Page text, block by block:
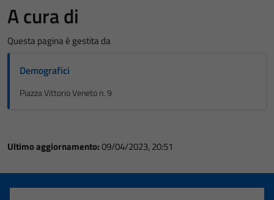
A cura di
Questa pagina è gestita da
Demografici
Piazza Vittorio Veneto n. 9
Ultimo aggiornamento:09/04/2023, 20:51